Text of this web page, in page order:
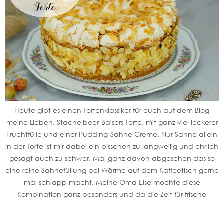
Heute gibt es einen Tortenklassiker für euch auf dem Blog
meine Lieben. Stachelbeer-Baisers Torte, mit ganz viel leckerer
Fruchtfülle und einer Pudding-Sahne Creme. Nur Sahne allein
in der Torte ist mir dabei ein bisschen zu langweilig und ehrlich
gesagt auch zu schwer. Mal ganz davon abgesehen das so
eine reine Sahnefüllung bei Wärme auf dem Kaffeetisch gerne
mal schlapp macht. Meine Oma Else mochte diese
Kombination ganz besonders und da die Zeit für frische